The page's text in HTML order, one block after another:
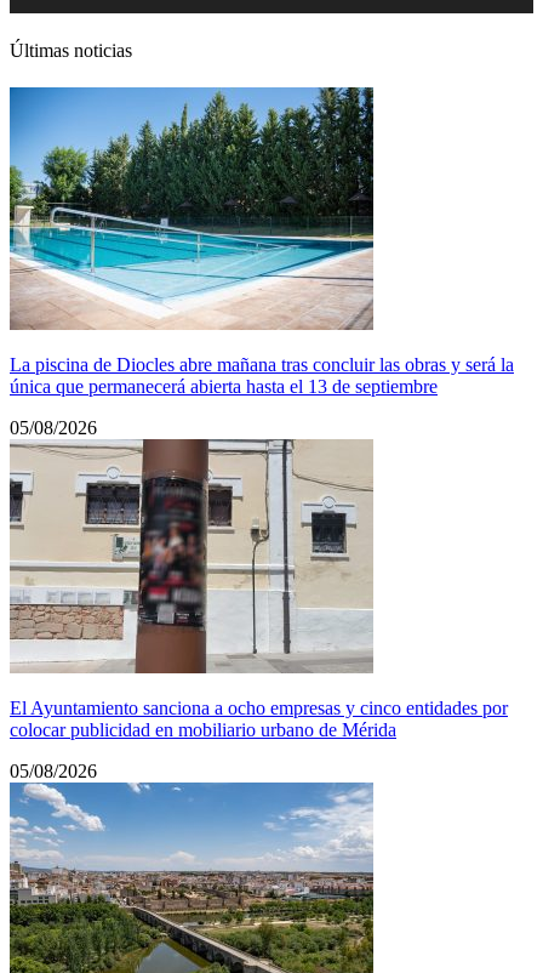
audio
Últimas noticias
La piscina de Diocles abre mañana tras concluir las obras y será la
única que permanecerá abierta hasta el 13 de septiembre
05/08/2026
El Ayuntamiento sanciona a ocho empresas y cinco entidades por
colocar publicidad en mobiliario urbano de Mérida
05/08/2026